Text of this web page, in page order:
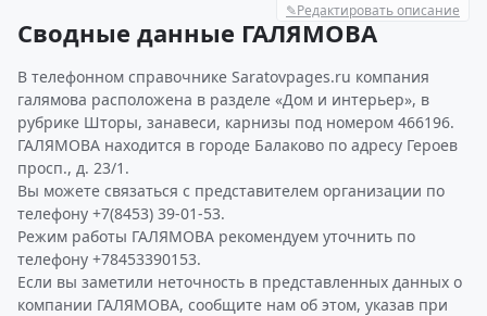
✎Редактировать описание
Сводные данные ГАЛЯМОВА
В телефонном справочнике Saratovpages.ru компания
галямова расположена в разделе «Дом и интерьер», в
рубрике Шторы, занавеси, карнизы под номером 466196.
ГАЛЯМОВА находится в городе Балаково по адресу Героев
просп., д. 23/1.
Вы можете связаться с представителем организации по
телефону +7(8453) 39-01-53.
Режим работы ГАЛЯМОВА рекомендуем уточнить по
телефону +78453390153.
Если вы заметили неточность в представленных данных о
компании ГАЛЯМОВА, сообщите нам об этом, указав при